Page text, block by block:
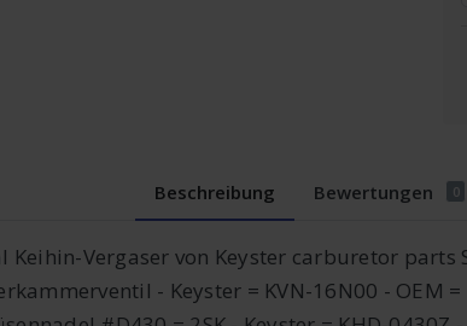
Beschreibung Bewertungen 0
Keihin-Vergaser von Keyster carburetor
- Keyster = KVN-16N00 - OEM